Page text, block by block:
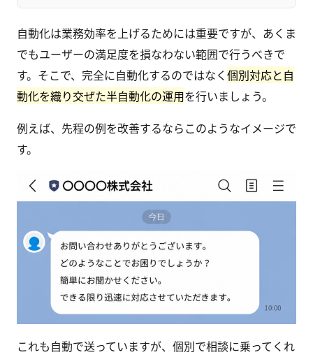
自動化は業務効率を上げるためには重要ですが、あくま
でもユーザーの満足度を損なわない範囲で行うべきで
す。そこで、完全に自動化するのではなく個別対応と自
動化を織り交ぜた半自動化の運用を行いましょう。
例えば、先程の例を改善するならこのようなイメージで
す。
これも自動で送っていますが、個別で相談に乗ってくれ